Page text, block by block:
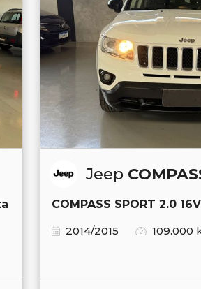
Jeep
COMPASS SPORT 2.0
2014/2015
109.000